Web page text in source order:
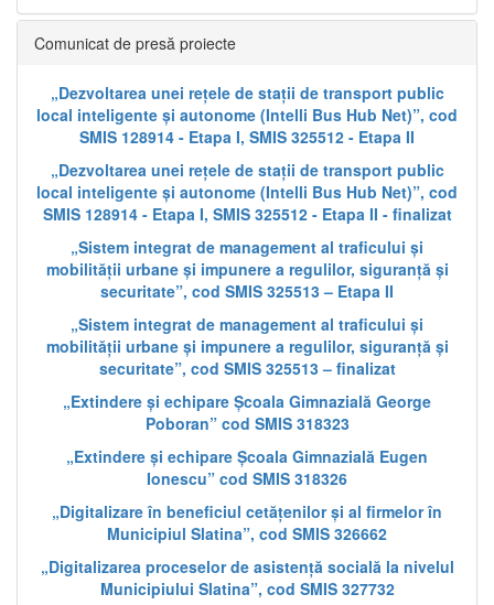
Comunicat de presă proiecte
„Dezvoltarea unei rețele de stații de transport public
local inteligente și autonome (Intelli Bus Hub Net)”, cod
SMIS 128914 - Etapa I, SMIS 325512 - Etapa II
„Dezvoltarea unei rețele de stații de transport public
local inteligente și autonome (Intelli Bus Hub Net)”, cod
SMIS 128914 - Etapa I, SMIS 325512 - Etapa II - finalizat
„Sistem integrat de management al traficului și
mobilității urbane și impunere a regulilor, siguranță și
securitate”, cod SMIS 325513 – Etapa II
„Sistem integrat de management al traficului și
mobilității urbane și impunere a regulilor, siguranță și
securitate”, cod SMIS 325513 – finalizat
„Extindere și echipare Școala Gimnazială George
Poboran” cod SMIS 318323
„Extindere și echipare Școala Gimnazială Eugen
Ionescu” cod SMIS 318326
„Digitalizare în beneficiul cetățenilor și al firmelor în
Municipiul Slatina”, cod SMIS 326662
„Digitalizarea proceselor de asistență socială la nivelul
Municipiului Slatina”, cod SMIS 327732